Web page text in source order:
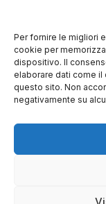
Per fornire le migliori
cookie per
dispositivo. Il
elaborare dati come il
questo sito. Non
negativamente su
+39 348 5888298
PAGINE DEL SITO
Rete Agricola La